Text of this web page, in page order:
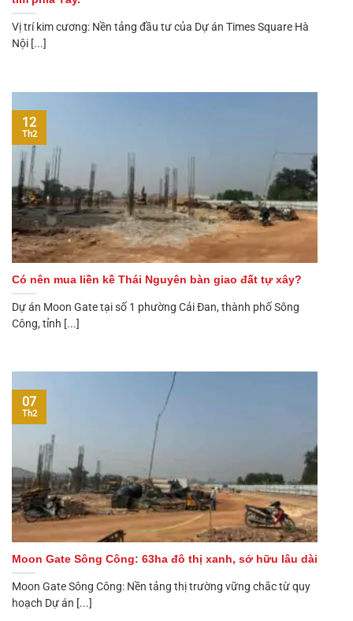
Vị trí kim cương: Nền tảng đầu tư của Dự án Times Square Hà
Nội [...]
Có nên mua liền kề Thái Nguyên bàn giao đất tự xây?
Dự án Moon Gate tại số 1 phường Cải Đan, thành phố Sông
Công, tỉnh [...]
12
Th2
Moon Gate Sông Công: 63ha đô thị xanh, sở hữu lâu dài
Moon Gate Sông Công: Nền tảng thị trường vững chắc từ quy
hoạch Dự án [...]
07
Th2